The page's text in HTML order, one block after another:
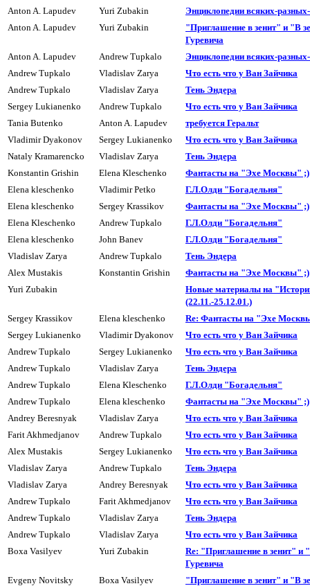
Anton A. Lapudev
Yuri Zubakin
Энциклопедии всяких-
Anton A. Lapudev
Yuri Zubakin
"Приглашение в зенит" и "В
Гуревича
Anton A. Lapudev
Andrew Tupkalo
Энциклопедии всяких-
Andrew Tupkalo
Vladislav Zarya
Что есть что у Ван Зайчика
Andrew Tupkalo
Vladislav Zarya
Тень Эндера
Sergey Lukianenko
Andrew Tupkalo
Что есть что у Ван Зайчика
Tania Butenko
Anton A. Lapudev
требуется Геральт
Vladimir Dyakonov
Sergey Lukianenko
Что есть что у Ван Зайчика
Nataly Kramarencko
Vladislav Zarya
Тень Эндера
Konstantin Grishin
Elena Kleschenko
Фантасты на "Эхе Москвы" ;)
Elena kleschenko
Vladimir Petko
Г.Л.Олди "Богадельня"
Elena kleschenko
Sergey Krassikov
Фантасты на "Эхе Москвы" ;)
Elena Kleschenko
Andrew Tupkalo
Г.Л.Олди "Богадельня"
Elena kleschenko
John Banev
Г.Л.Олди "Богадельня"
Vladislav Zarya
Andrew Tupkalo
Тень Эндера
Alex Mustakis
Konstantin Grishin
Фантасты на "Эхе Москвы" ;)
Yuri Zubakin
Hовые материалы на
(22.11.-25.12.01.)
Sergey Krassikov
Elena kleschenko
Re: Фантасты на "Эхе
Sergey Lukianenko
Vladimir Dyakonov
Что есть что у Ван Зайчика
Andrew Tupkalo
Sergey Lukianenko
Что есть что у Ван Зайчика
Andrew Tupkalo
Vladislav Zarya
Тень Эндера
Andrew Tupkalo
Elena Kleschenko
Г.Л.Олди "Богадельня"
Andrew Tupkalo
Elena kleschenko
Фантасты на "Эхе Москвы" ;)
Andrey Beresnyak
Vladislav Zarya
Что есть что у Ван Зайчика
Farit Akhmedjanov
Andrew Tupkalo
Что есть что у Ван Зайчика
Alex Mustakis
Sergey Lukianenko
Что есть что у Ван Зайчика
Vladislav Zarya
Andrew Tupkalo
Тень Эндера
Vladislav Zarya
Andrey Beresnyak
Что есть что у Ван Зайчика
Andrew Tupkalo
Farit Akhmedjanov
Что есть что у Ван Зайчика
Andrew Tupkalo
Vladislav Zarya
Тень Эндера
Andrew Tupkalo
Vladislav Zarya
Что есть что у Ван Зайчика
Boxa Vasilyev
Yuri Zubakin
Re: "Приглашение в зенит" и
Гуревича
Evgeny Novitsky
Boxa Vasilyev
"Приглашение в зенит" и "В